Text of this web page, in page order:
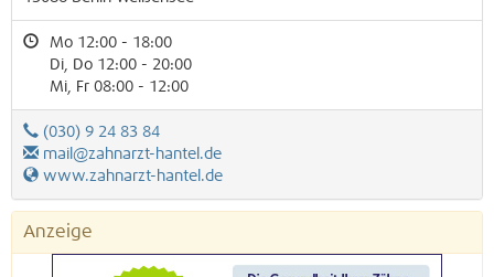
Mo 12:00 - 18:00
Di, Do 12:00 - 20:00
Mi, Fr 08:00 - 12:00
(030) 9 24 83 84
mail@zahnarzt-hantel.de
www.zahnarzt-hantel.de
Anzeige